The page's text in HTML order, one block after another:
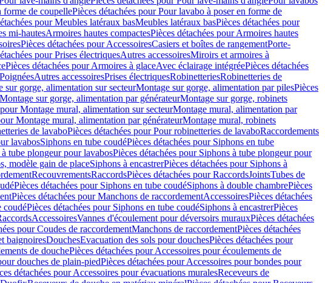
forme de coupellePièces détachées pour Pour lavabo à poser en forme de
pour Meubles latéraux basMeubles latéraux basPièces détachées pour
mi-hautesArmoires hautes compactesPièces détachées pour Armoires hautes
Pièces détachées pour AccessoiresCasiers et boîtes de rangementPorte-
pour Prises électriquesAutres accessoiresMiroirs et armoires à
Pièces détachées pour Armoires à glaceAvec éclairage intégréePièces détachées
PoignéesAutres accessoiresPrises électriquesRobinetteriesRobinetteries de
sur gorge, alimentation sur secteurMontage sur gorge, alimentation par pilesPièces
sur gorge, alimentation par générateurMontage sur gorge, robinets
Montage mural, alimentation sur secteurMontage mural, alimentation par
Montage mural, alimentation par générateurMontage mural, robinets
de lavaboPièces détachées pour Pour robinetteries de lavaboRaccordements
lavabosSiphons en tube coudéPièces détachées pour Siphons en tube
tube plongeur pour lavabosPièces détachées pour Siphons à tube plongeur pour
modèle gain de placeSiphons à encastrerPièces détachées pour Siphons à
RecouvrementsRaccordsPièces détachées pour RaccordsJointsTubes de
Pièces détachées pour Siphons en tube coudéSiphons à double chambrePièces
Pièces détachées pour Manchons de raccordementAccessoiresPièces détachées
coudéPièces détachées pour Siphons en tube coudéSiphons à encastrerPièces
AccessoiresVannes d'écoulement pour déversoirs murauxPièces détachées
pour Coudes de raccordementManchons de raccordementPièces détachées
baignoiresDouchesEvacuation des sols pour douchesPièces détachées pour
de douchePièces détachées pour Accessoires pour écoulements de
douches de plain-piedPièces détachées pour Accessoires pour bondes pour
détachées pour Accessoires pour évacuations muralesReceveurs de